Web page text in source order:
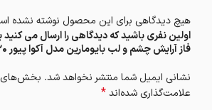
هیچ دیدگاهی برای این محصول نوشته نشده
اولین نفری باشید که دیدگاهی را ارسال می کنید
فاز آرایش چشم و لب بایومارین مدل آکوا پیور 120 میلی‌ لیتر”
نشانی ایمیل شما منتشر نخواهد شد. بخش‌های
علامت‌گذاری شده‌اند*